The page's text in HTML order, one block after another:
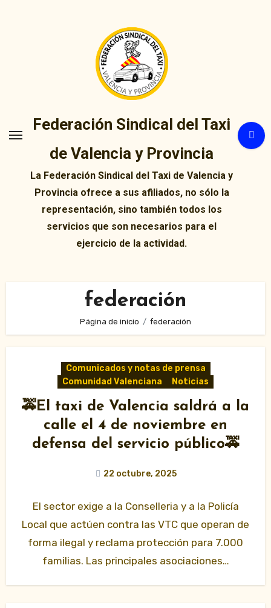
Federación Sindical del Taxi
de Valencia y Provincia
La Federación Sindical del Taxi de Valencia y
Provincia ofrece a sus afiliados, no sólo la
representación, sino también todos los
servicios que son necesarios para el
ejercicio de la actividad.
federación
Página de inicio federación
Comunicados y notas de prensa
Comunidad Valenciana
Noticias
🚕El taxi de Valencia saldrá a la
calle el 4 de noviembre en
defensa del servicio público🚕
22 octubre, 2025
El sector exige a la Conselleria y a la Policía
Local que actúen contra las VTC que operan de
forma ilegal y reclama protección para 7.000
familias. Las principales asociaciones…